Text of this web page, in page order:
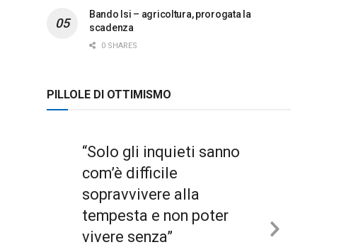
Bando Isi – agricoltura, prorogata la
scadenza
0 SHARES
PILLOLE DI OTTIMISMO
“Solo gli inquieti sanno
com’è difficile
sopravvivere alla
tempesta e non poter
vivere senza”